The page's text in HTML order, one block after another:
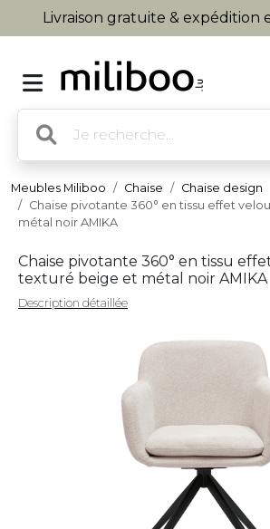
Livraison gratuite & expédition
Meubles Miliboo Chaise
Chaise design
Chaise pivotante 360° en tissu effet
métal noir AMIKA
Chaise pivotante 360° en tissu
texturé beige et métal noir AMIKA
Description détaillée